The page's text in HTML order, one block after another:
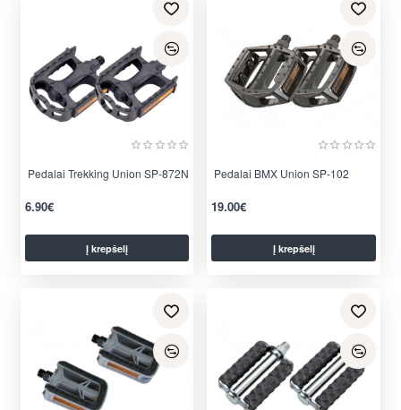
Pedalai Trekking Union SP-872N
6.90€
Į krepšelį
Pedalai BMX Union SP-102
19.00€
Į krepšelį